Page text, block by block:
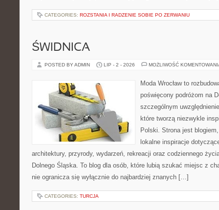
CATEGORIES: ROZSTANIA I RADZENIE SOBIE PO ZERWANIU
ŚWIDNICA
POSTED BY ADMIN LIP - 2 - 2026 MOŻLIWOŚĆ
Moda Wrocław to
poświęcony podróżom na
szczególnym
które tworzą niezwykle
Polski. Strona jest
lokalne inspiracje
architektury, przyrody, wydarzeń, rekreacji oraz codziennego
Dolnego Śląska. To blog dla osób, które lubią szukać miejsc z
nie ogranicza się wyłącznie do najbardziej znanych […]
CATEGORIES: TURCJA